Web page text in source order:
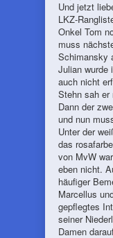
Und jetzt
LKZ-
Onkel Tom
muss
Schimansky
Julian wurde
auch nicht
Stehn sah er
Dann der
und nun
Unter der
das
von MvW
eben nicht.
häufiger
Marcellus
gepflegtes
seiner
Damen